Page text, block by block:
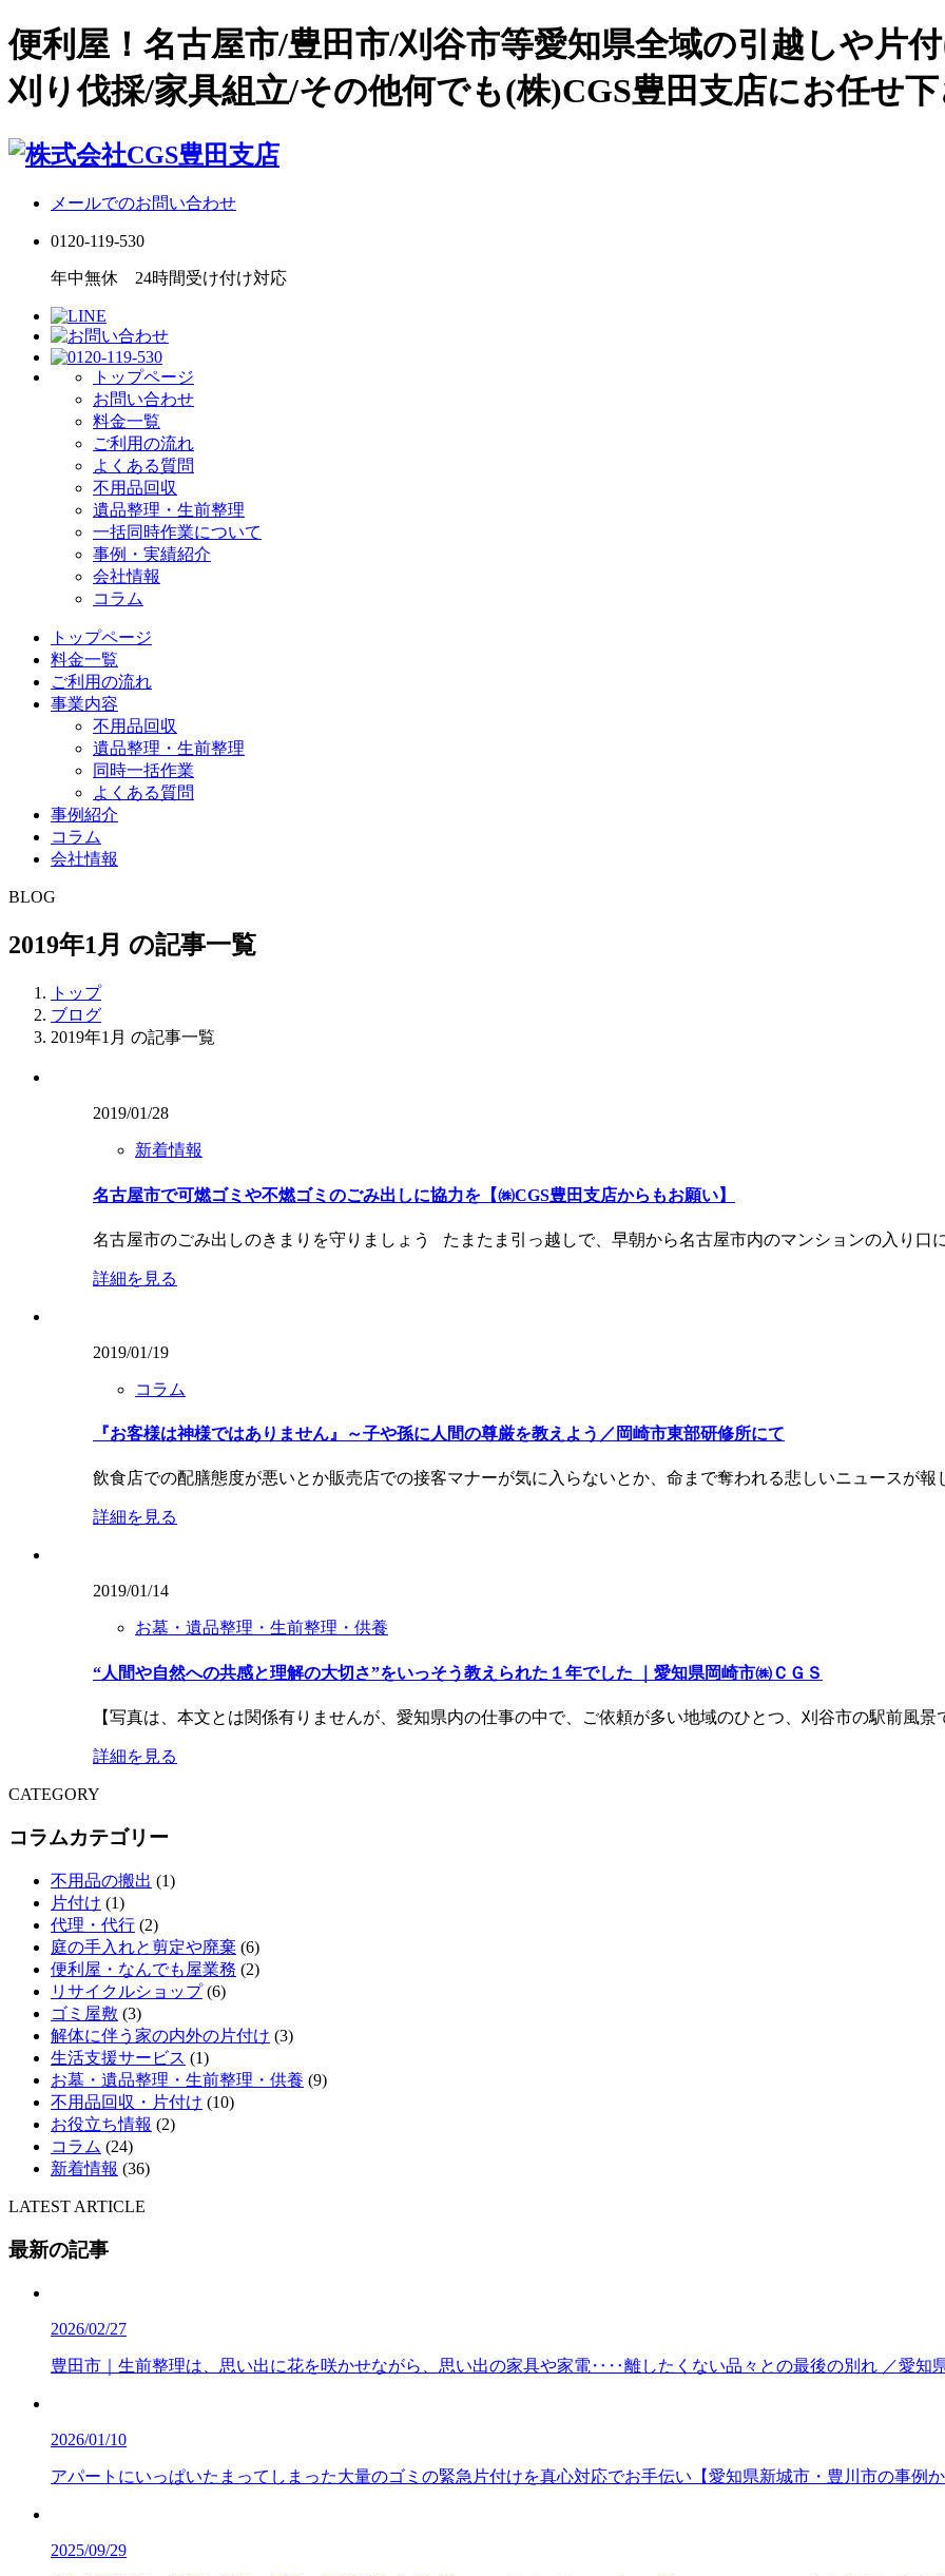
便利屋！名古屋市/豊田市/刈谷市等愛知県全域の引越しや片
刈り伐採/家具組立/その他何でも(株)CGS豊田支店にお任せ下
メールでのお問い合わせ
0120-119-530
年中無休 24時間受け付け対応
トップページ
お問い合わせ
料金一覧
ご利用の流れ
よくある質問
不用品回収
遺品整理・生前整理
一括同時作業について
事例・実績紹介
会社情報
コラム
トップページ
料金一覧
ご利用の流れ
事業内容
不用品回収
遺品整理・生前整理
同時一括作業
よくある質問
事例紹介
コラム
会社情報
BLOG
2019年1月 の記事一覧
トップ
ブログ
2019年1月 の記事一覧
2019/01/28
新着情報
名古屋市で可燃ゴミや不燃ゴミのごみ出しに協力を【㈱CGS豊田支店からもお願い】
名古屋市のごみ出しのきまりを守りましょう たまたま引っ越しで、早朝から名古屋市内のマンションの入り口
詳細を見る
2019/01/19
コラム
『お客様は神様ではありません』～子や孫に人間の尊厳を教えよう／岡崎市東部研修所にて
飲食店での配膳態度が悪いとか販売店での接客マナーが気に入らないとか、命まで奪われる悲しいニュースが
詳細を見る
2019/01/14
お墓・遺品整理・生前整理・供養
“人間や自然への共感と理解の大切さ”をいっそう教えられた１年でした ｜愛知県岡崎市㈱ＣＧＳ
【写真は、本文とは関係有りませんが、愛知県内の仕事の中で、ご依頼が多い地域のひとつ、刈谷市の駅前風
詳細を見る
CATEGORY
コラムカテゴリー
不用品の搬出 (1)
片付け (1)
代理・代行 (2)
庭の手入れと剪定や廃棄 (6)
便利屋・なんでも屋業務 (2)
リサイクルショップ(6)
ゴミ屋敷 (3)
解体に伴う家の内外の片付け (3)
生活支援サービス (1)
お墓・遺品整理・生前整理・供養 (9)
不用品回収・片付け (10)
お役立ち情報 (2)
コラム (24)
新着情報 (36)
LATEST ARTICLE
最新の記事
2026/02/27
豊田市｜生前整理は、思い出に花を咲かせながら、思い出の家具や家電‥‥離したくない品々との最後の別れ ／愛知
2026/01/10
アパートにいっぱいたまってしまった大量のゴミの緊急片付けを真心対応でお手伝い【愛知県新城市・豊川市の事例か
2025/09/29